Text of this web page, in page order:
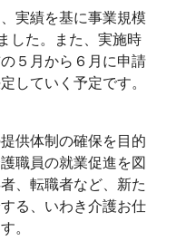
実績を基に事業規模
した。また、実施時
５月から６月に申請
していく予定です。
供体制の確保を目的
職員の就業促進を図
、転職者など、新た
る、いわき介護お仕
。